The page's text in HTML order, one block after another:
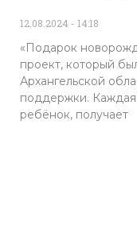
12.08.2024 14:18
«Подарок
проект, который
Архангельской
поддержки. Каждая
ребёнок, получает